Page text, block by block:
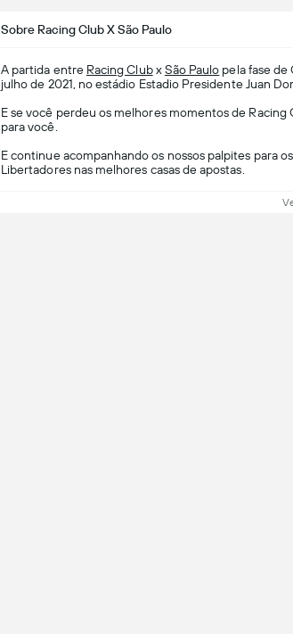
Sobre Racing Club X São Paulo
A partida entre Racing ClubxSão Paulo pela fase de
julho de 2021, no estádio Estadio Presidente Juan
E se você perdeu os melhores momentos de
para você.
E continue acompanhando os nossos palpites para
Libertadores nas melhores casas de apostas.